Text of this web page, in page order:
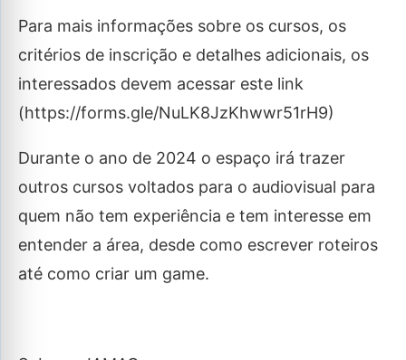
Para mais informações sobre os cursos, os
critérios de inscrição e detalhes adicionais, os
interessados devem acessar este link
(https://forms.gle/NuLK8JzKhwwr51rH9)
Durante o ano de 2024 o espaço irá trazer
outros cursos voltados para o audiovisual para
quem não tem experiência e tem interesse em
entender a área, desde como escrever roteiros
até como criar um game.